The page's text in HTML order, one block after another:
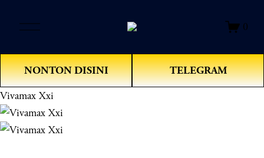
e
n
M
e
u
0
NONTON DISINI TELEGRAM
Vivamax Xxi